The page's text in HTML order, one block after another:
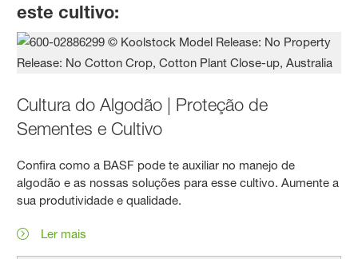
este cultivo:
Cultura do Algodão | Proteção de
Sementes e Cultivo
Confira como a BASF pode te auxiliar no manejo de
algodão e as nossas soluções para esse cultivo. Aumente a
sua produtividade e qualidade.
Ler mais